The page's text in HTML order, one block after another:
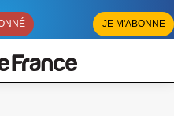
JE M'ABONNE